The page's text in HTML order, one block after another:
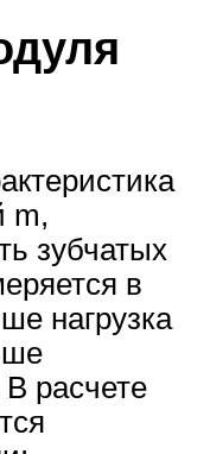
m,
зубчатых
в
нагрузка
расчете